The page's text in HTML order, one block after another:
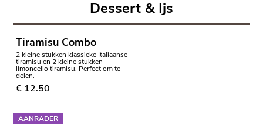
Dessert & Ijs
Tiramisu Combo
2 kleine stukken klassieke Italiaanse
tiramisu en 2 kleine stukken
limoncello tiramisu. Perfect om te
delen.
€ 12.50
AANRADER